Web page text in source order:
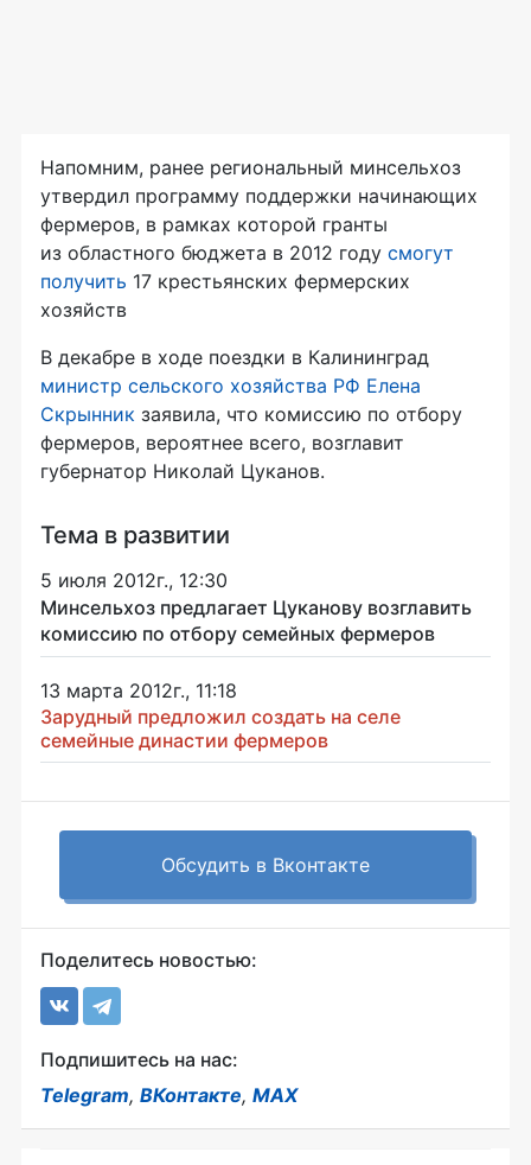
Напомним, ранее региональный минсельхоз
утвердил программу поддержки начинающих
фермеров, в рамках которой гранты
из областного бюджета в 2012 году смогут
получить 17 крестьянских фермерских
хозяйств
В декабре в ходе поездки в Калининград
министр сельского хозяйства РФ Елена
Скрынник заявила, что комиссию по отбору
фермеров, вероятнее всего, возглавит
губернатор Николай Цуканов.
Тема в развитии
5 июля 2012г., 12:30
Минсельхоз предлагает Цуканову возглавить
комиссию по отбору семейных фермеров
13 марта 2012г., 11:18
Зарудный предложил создать на селе
семейные династии фермеров
Обсудить в Вконтакте
Поделитесь новостью:
Подпишитесь на нас:
Telegram, ВКонтакте, MAX